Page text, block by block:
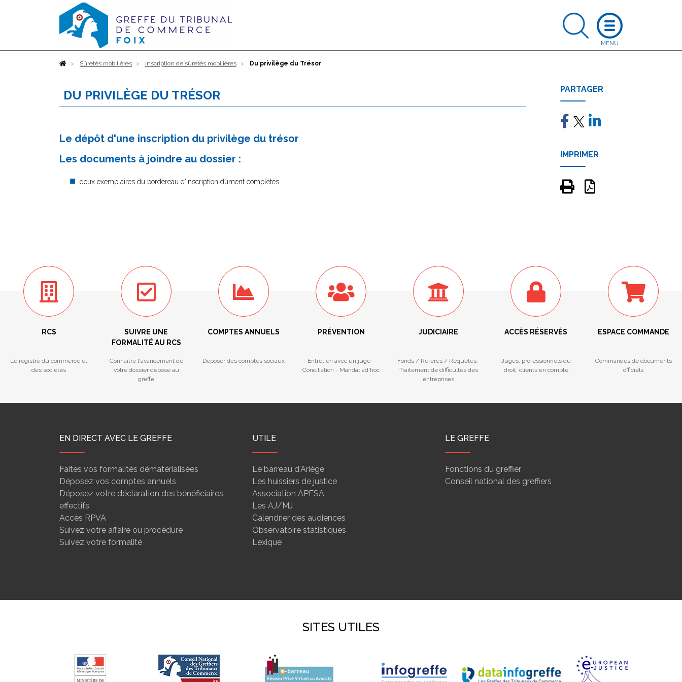
AccueilSûretés mobilières Inscription de sûretés mobilières Du privilège du Trésor
DU PRIVILÈGE DU TRÉSOR
Le dépôt d'une inscription du privilège du trésor
Les documents à joindre au dossier :
deux exemplaires du bordereau d'inscription dûment complétés
PARTAGER
IMPRIMER
RCS
Le registre du commerce et
des sociétés
SUIVRE UNE
FORMALITÉ AU RCS
Connaitre l'avancement de
votre dossier déposé au
greffe
COMPTES ANNUELS
Déposer des comptes sociaux
PRÉVENTION
Entretien avec un juge -
Conciliation - Mandat ad'hoc
JUDICIAIRE
Fonds / Référés / Requêtes.
Traitement de difficultés des
entreprises
ACCÈS RÉSERVÉS
Juges, professionnels du
droit, clients en compte
ESPACE COMMANDE
Commandes de documents
officiels
EN DIRECT AVEC LE GREFFE
Faites vos formalités dématérialisées
Déposez vos comptes annuels
Déposez votre déclaration des bénéficiaires
effectifs
Accès RPVA
Suivez votre affaire ou procédure
Suivez votre formalité
UTILE
Le barreau d'Ariège
Les huissiers de justice
Association APESA
Les AJ/MJ
Calendrier des audiences
Observatoire statistiques
Lexique
LE GREFFE
Fonctions du greffier
Conseil national des greffiers
SITES UTILES